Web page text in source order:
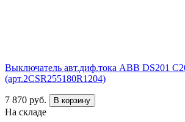
Выключатель авт.диф.тока ABB DS201
(арт.2CSR255180R1204)
7 870 руб. В корзину
На складе